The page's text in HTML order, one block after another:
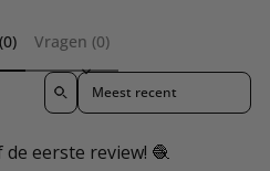
Vragen (0)
Sort reviews by
eerste review! 🧶